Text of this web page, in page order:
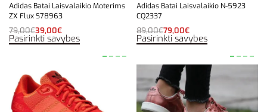
Adidas Batai Laisvalaikio Moterims
ZX Flux S78963
79,00€39,00€
Pasirinkti savybes
Adidas Batai Laisvalaikio N-5923
CQ2337
89,00€79,00€
Pasirinkti savybes